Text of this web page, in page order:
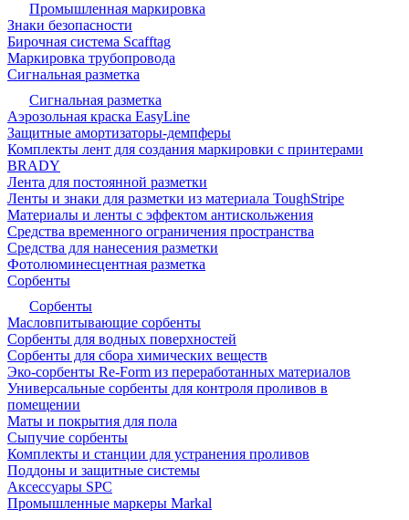
Промышленная маркировка
Знаки безопасности
Бирочная система Scafftag
Маркировка трубопровода
Сигнальная разметка
Сигнальная разметка
Аэрозольная краска EasyLine
Защитные амортизаторы-демпферы
Комплекты лент для создания маркировки с принтерами
BRADY
Лента для постоянной разметки
Ленты и знаки для разметки из материала ToughStripe
Материалы и ленты с эффектом антискольжения
Средства временного ограничения пространства
Средства для нанесения разметки
Фотолюминесцентная разметка
Сорбенты
Сорбенты
Масловпитывающие сорбенты
Сорбенты для водных поверхностей
Сорбенты для сбора химических веществ
Эко-сорбенты Re-Form из переработанных материалов
Универсальные сорбенты для контроля проливов в
помещении
Маты и покрытия для пола
Сыпучие сорбенты
Комплекты и станции для устранения проливов
Поддоны и защитные системы
Аксессуары SPC
Промышленные маркеры Markal